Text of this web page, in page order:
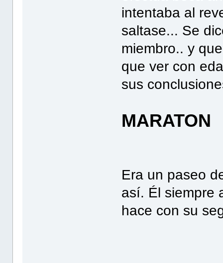
intentaba al
saltase... Se
miembro.. y
que ver con
sus
MARATON
Era un paseo
así. Él siempre
hace con su